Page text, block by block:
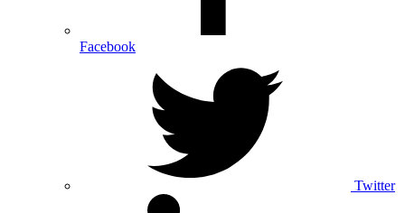
Facebook
Twitter